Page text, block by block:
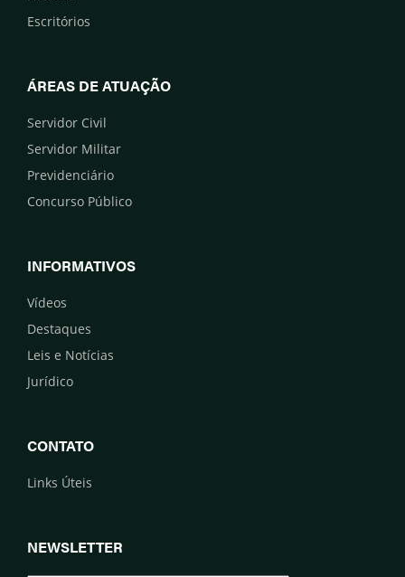
Escritórios
ÁREAS DE ATUAÇÃO
Servidor Civil
Servidor Militar
Previdenciário
Concurso Público
INFORMATIVOS
Vídeos
Destaques
Leis e Notícias
Jurídico
CONTATO
Links Úteis
NEWSLETTER